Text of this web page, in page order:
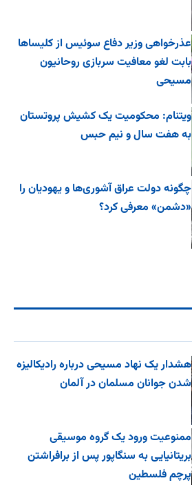
عذرخواهی وزیر دفاع سوئیس از کلیساها
بابت لغو معافیت سربازی روحانیون
مسیحی
ویتنام: محکومیت یک کشیش پروتستان
به هفت سال و نیم حبس
چگونه دولت عراق آشوری‌ها و یهودیان را
«دشمن» معرفی کرد؟
هشدار یک نهاد مسیحی درباره رادیکالیزه
شدن جوانان مسلمان در آلمان
ممنوعیت ورود یک گروه موسیقی
بریتانیایی به سنگاپور پس از برافراشتن
پرچم فلسطین